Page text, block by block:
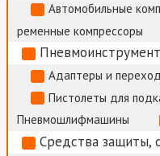
Автомобильные
ременные компрессоры
Пневмоинструмент
Адаптеры и
Пистолеты для
Пневмошлифмашины
Средства защиты,